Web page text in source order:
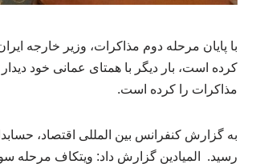
با پایان مرحله دوم مذاکرات، وزیر خارجه
کرده است، بار دیگر با همتای عمانی خود
مذاکرات را کرده است.
به گزارش کنفرانس بین المللی اقتصاد،
رسید. المیادین گزارش داد: ویتکاف